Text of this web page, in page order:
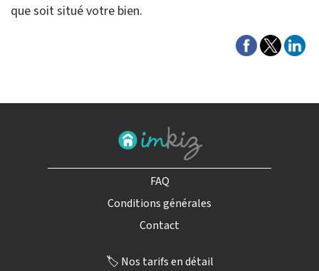
que soit situé votre bien.
FAQ
Conditions générales
Contact
🏷️ Nos tarifs en détail